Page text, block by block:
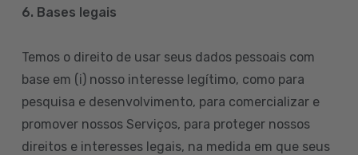
6. Bases legais
Temos o direito de usar seus dados pessoais com
base em (i) nosso interesse legítimo, como para
pesquisa e desenvolvimento, para comercializar e
promover nossos Serviços, para proteger nossos
direitos e interesses legais, na medida em que seus